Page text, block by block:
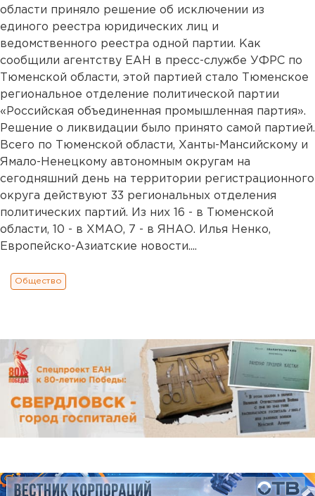
области приняло решение об исключении из
единого реестра юридических лиц и
ведомственного реестра одной партии. Как
сообщили агентству ЕАН в пресс-службе УФРС по
Тюменской области, этой партией стало Тюменское
региональное отделение политической партии
«Российская объединенная промышленная партия».
Решение о ликвидации было принято самой партией.
Всего по Тюменской области, Ханты-Мансийскому и
Ямало-Ненецкому автономным округам на
сегодняшний день на территории регистрационного
округа действуют 33 региональных отделения
политических партий. Из них 16 - в Тюменской
области, 10 - в ХМАО, 7 - в ЯНАО. Илья Ненко,
Европейско-Азиатские новости....
Общество